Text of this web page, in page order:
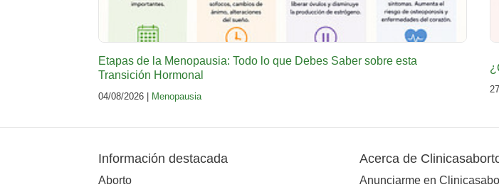
Etapas de la Menopausia: Todo lo que Debes Saber sobre esta
Transición Hormonal
04/08/2026 | Menopausia
Información destacada
Aborto
Acerca de
Anunciarme en